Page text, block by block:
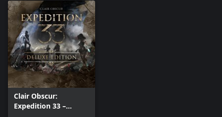
Clair Obscur:
Expedition 33 –